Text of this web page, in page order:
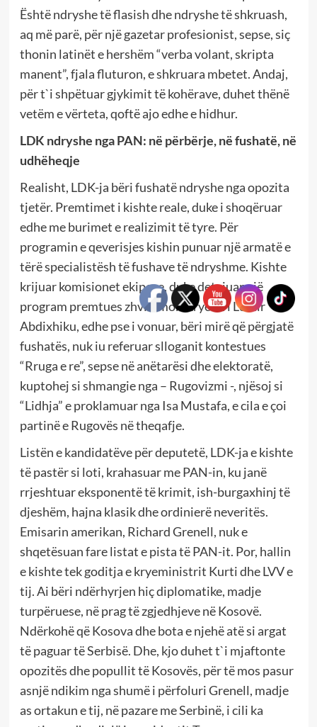
Është ndryshe të flasish dhe ndryshe të shkruash,
aq më parë, për një gazetar profesionist, sepse, siç
thonin latinët e hershëm “verba volant, skripta
manent”, fjala fluturon, e shkruara mbetet. Andaj,
për t`i shpëtuar gjykimit të kohërave, duhet thënë
vetëm e vërteta, qoftë ajo edhe e hidhur.
LDK ndryshe nga PAN: në përbërje, në fushatë, në
udhëheqje
Realisht, LDK-ja bëri fushatë ndryshe nga opozita
tjetër. Premtimet i kishte reale, duke i shoqëruar
edhe me burimet e realizimit të tyre. Për
programin e qeverisjes kishin punuar një armatë e
tërë specialistësh të fushave të ndryshme. Kishte
krijuar komisionet ekipore, duke detajuar një
program premtues zhvillimor. Kryetari Lumir
Abdixhiku, edhe pse i vonuar, bëri mirë që përgjatë
fushatës, nuk iu referuar slloganit kontestues
“Rruga e re”, sepse në anëtarësi dhe elektoratë,
kuptohej si shmangie nga – Rugovizmi -, njësoj si
“Lidhja” e proklamuar nga Isa Mustafa, e cila e çoi
partinë e Rugovës në theqafje.
Listën e kandidatëve për deputetë, LDK-ja e kishte
të pastër si loti, krahasuar me PAN-in, ku janë
rrjeshtuar eksponentë të krimit, ish-burgaxhinj të
djeshëm, hajna klasik dhe ordinierë neveritës.
Emisarin amerikan, Richard Grenell, nuk e
shqetësuan fare listat e pista të PAN-it. Por, hallin
e kishte tek goditja e kryeministrit Kurti dhe LVV e
tij. Ai bëri ndërhyrjen hiç diplomatike, madje
turpëruese, në prag të zgjedhjeve në Kosovë.
Ndërkohë që Kosova dhe bota e njehë atë si argat
të paguar të Serbisë. Dhe, kjo duhet t`i mjaftonte
opozitës dhe popullit të Kosovës, për të mos pasur
asnjë ndikim nga shumë i përfoluri Grenell, madje
as ortakun e tij, në pazare me Serbinë, i cili ka